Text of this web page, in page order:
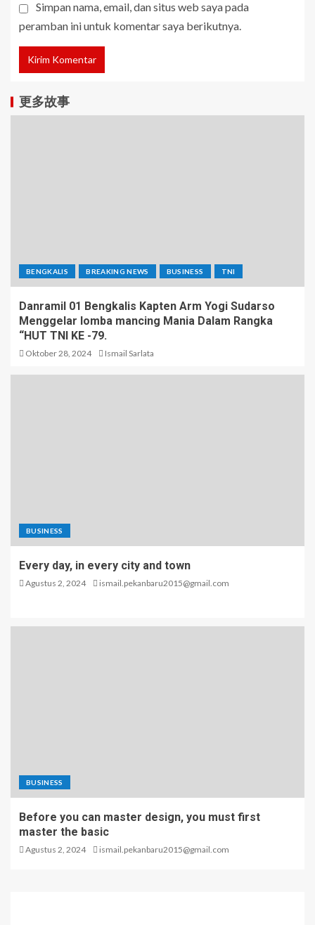
Simpan nama, email, dan situs web saya pada
peramban ini untuk komentar saya berikutnya.
更多故事
BENGKALIS BREAKING NEWS BUSINESS TNI
Danramil 01 Bengkalis Kapten Arm Yogi Sudarso
Menggelar lomba mancing Mania Dalam Rangka
“HUT TNI KE -79.
Oktober 28, 2024 Ismail Sarlata
BUSINESS
Every day, in every city and town
Agustus 2, 2024 ismail.pekanbaru2015@gmail.com
BUSINESS
Before you can master design, you must first
master the basic
Agustus 2, 2024 ismail.pekanbaru2015@gmail.com